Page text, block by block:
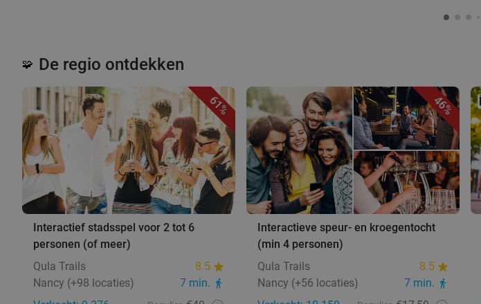
🧩 De regio ontdekken
61%
Interactief stadsspel voor 2 tot 6
personen (of meer)
Qula Trails
8.5
Nancy (+98 locaties)
7 min.
46%
Interactieve speur- en kroegentocht
(min 4 personen)
Qula Trails
8.5
Nancy (+56 locaties)
7 min.